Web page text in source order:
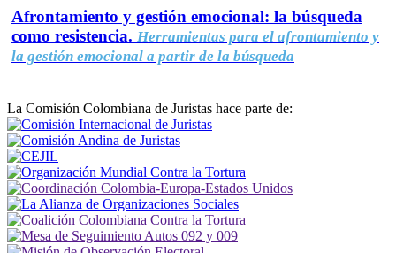
Afrontamiento y gestión emocional: la búsqueda
como resistencia. Herramientas para el afrontamiento y
la gestión emocional a partir de la búsqueda
La Comisión Colombiana de Juristas hace parte de: